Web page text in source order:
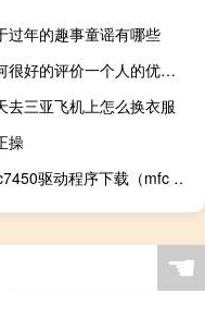
过年的趣事童谣有哪些
如何很好的评价一个人的优缺点
去三亚飞机上怎么换衣服
操
mfc7450驱动程序下载（mfc 7340驱动下载）
☚